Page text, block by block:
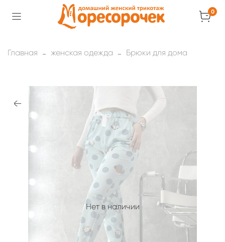
0
Главная женская одежда Брюки для дома
Нет в наличии